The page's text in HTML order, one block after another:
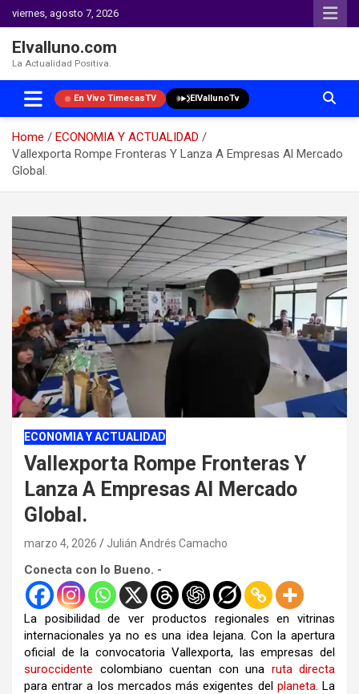
viernes, agosto 7, 2026
Elvalluno.com
La Actualidad Positiva.
En Vivo TimecasTV ElVallunoTv
Home
ECONOMIA Y ACTUALIDAD
Vallexporta Rompe Fronteras Y Lanza A Empresas Al Mercado
Global.
content
ECONOMIA Y ACTUALIDAD
Vallexporta Rompe Fronteras Y
Lanza A Empresas Al Mercado
Global.
marzo 4, 2026 Julián Andrés Camacho
Conecta con lo Bueno. -
La posibilidad de ver productos regionales en vitrinas
internacionales ya no es una idea lejana. Con la apertura
oficial de la convocatoria Vallexporta, las empresas del
suroccidente colombiano cuentan con una ruta directa
para entrar a los mercados más exigentes del planeta. La